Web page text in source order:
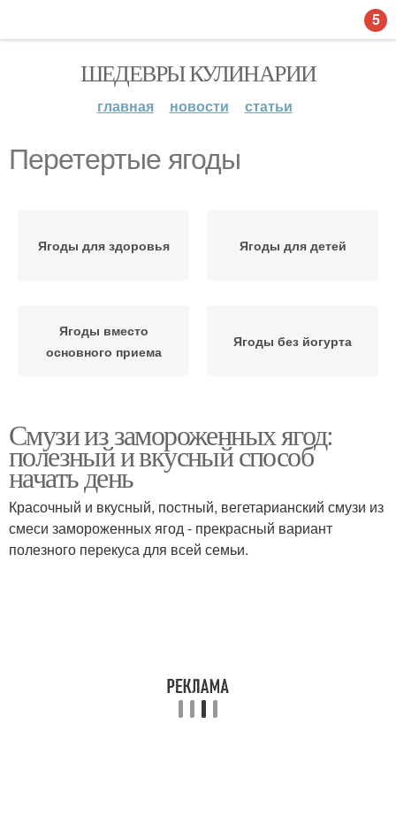
ШЕДЕВРЫ КУЛИНАРИИ
главная новости статьи
Перетертые ягоды
Ягоды для здоровья Ягоды для детей
Ягоды вместо
основного приема
Ягоды без йогурта
Смузи из замороженных ягод:
полезный и вкусный способ
начать день
Красочный и вкусный, постный, вегетарианский смузи из
смеси замороженных ягод - прекрасный вариант
полезного перекуса для всей семьи.
5